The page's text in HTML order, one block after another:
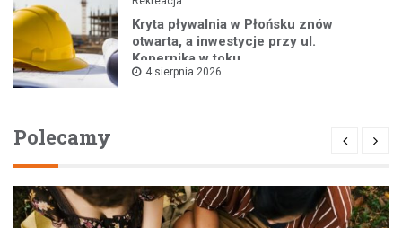
Kryta pływalnia w Płońsku znów
otwarta, a inwestycje przy ul.
Kopernika w toku
4 sierpnia 2026
Polecamy